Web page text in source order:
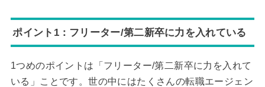
ポイント1：フリーター/第二新卒に力を入れている
1つめのポイントは「フリーター/第二新卒に力を入れて
いる」ことです。世の中にはたくさんの転職エージェン